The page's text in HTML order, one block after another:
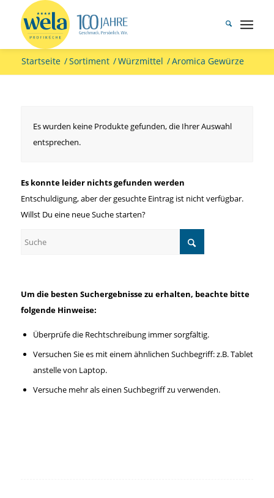
Startseite /Sortiment /Würzmittel /Aromica Gewürze
Es wurden keine Produkte gefunden, die Ihrer Auswahl
entsprechen.
Es konnte leider nichts gefunden werden
Entschuldigung, aber der gesuchte Eintrag ist nicht verfügbar.
Willst Du eine neue Suche starten?
Um die besten Suchergebnisse zu erhalten, beachte bitte
folgende Hinweise:
Überprüfe die Rechtschreibung immer sorgfältig.
Versuchen Sie es mit einem ähnlichen Suchbegriff: z.B. Tablet
anstelle von Laptop.
Versuche mehr als einen Suchbegriff zu verwenden.